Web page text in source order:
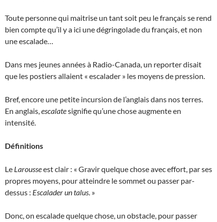
Toute personne qui maitrise un tant soit peu le français se rend
bien compte qu’il y a ici une dégringolade du français, et non
une escalade…
Dans mes jeunes années à Radio-Canada, un reporter disait
que les postiers allaient « escalader » les moyens de pression.
Bref, encore une petite incursion de l’anglais dans nos terres.
En anglais,escalatesignifie qu’une chose augmente en
intensité.
Définitions
Le Larousseest clair : « Gravir quelque chose avec effort, par ses
propres moyens, pour atteindre le sommet ou passer par-
dessus : Escalader un talus. »
Donc, on escalade quelque chose, un obstacle, pour passer